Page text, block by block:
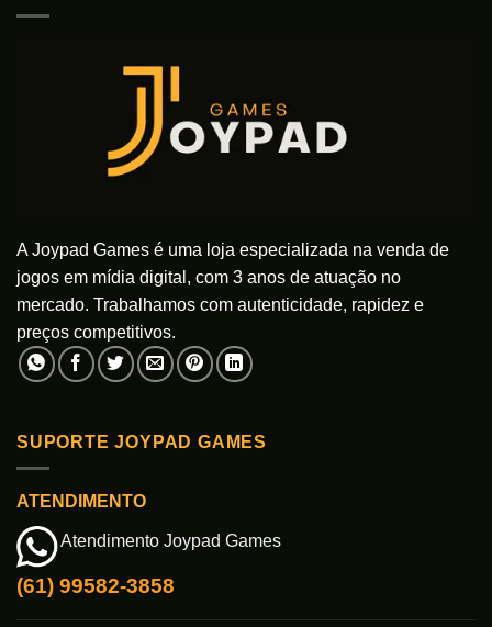
A Joypad Games é uma loja especializada na venda de
jogos em mídia digital, com 3 anos de atuação no
mercado. Trabalhamos com autenticidade, rapidez e
preços competitivos.
SUPORTE JOYPAD GAMES
ATENDIMENTO
Atendimento Joypad Games
(61) 99582-3858